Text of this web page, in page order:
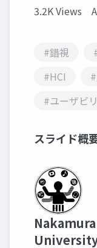
3.2K Views
#錯視
#HCI
#ユーザビ
スライド概